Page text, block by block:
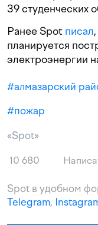
39 студенческих
Ранее Spot писал
планируется
электроэнергии
#алмазарский
#пожар
«Spot»
10 680
Spot в удобном
Telegram,